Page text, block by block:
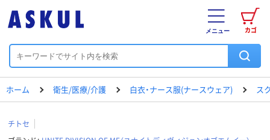
カゴ
メニュー
ホーム 衛生/医療/介護 白衣・ナース服(ナースウェア) ス
チトセ